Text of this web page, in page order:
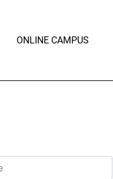
ONLINE CAMPUS